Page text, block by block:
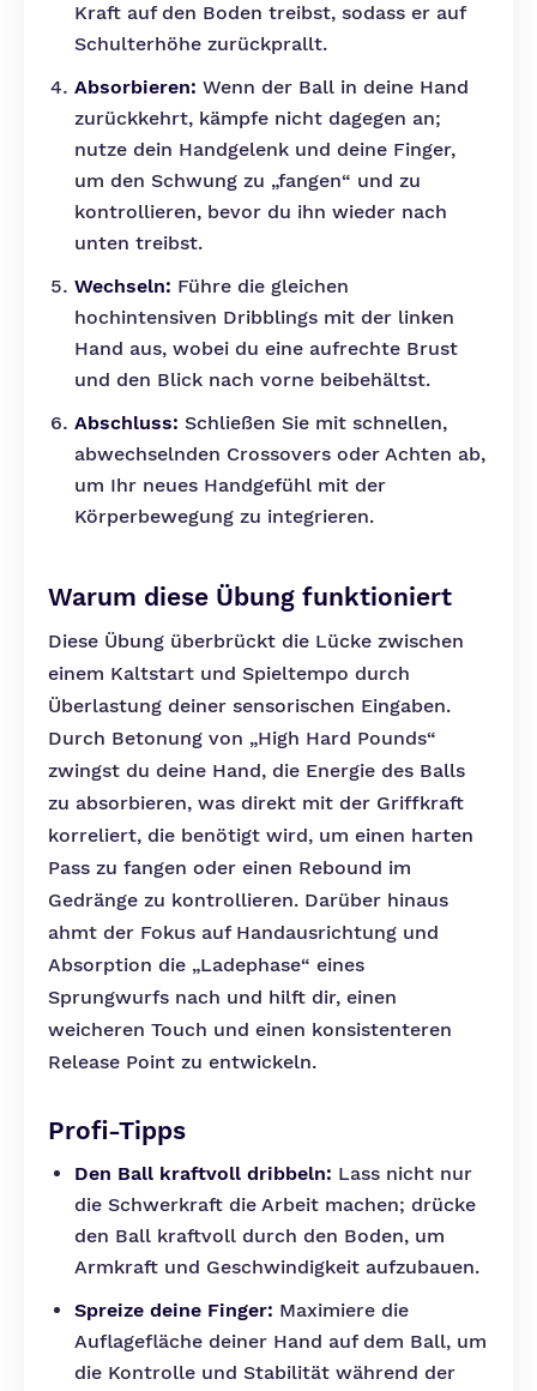
Kraft auf den Boden treibst, sodass er auf
Schulterhöhe zurückprallt.
Absorbieren: Wenn der Ball in deine Hand
zurückkehrt, kämpfe nicht dagegen an;
nutze dein Handgelenk und deine Finger,
um den Schwung zu „fangen“ und zu
kontrollieren, bevor du ihn wieder nach
unten treibst.
Wechseln: Führe die gleichen
hochintensiven Dribblings mit der linken
Hand aus, wobei du eine aufrechte Brust
und den Blick nach vorne beibehältst.
Abschluss: Schließen Sie mit schnellen,
abwechselnden Crossovers oder Achten ab,
um Ihr neues Handgefühl mit der
Körperbewegung zu integrieren.
Warum diese Übung funktioniert
Diese Übung überbrückt die Lücke zwischen
einem Kaltstart und Spieltempo durch
Überlastung deiner sensorischen Eingaben.
Durch Betonung von „High Hard Pounds“
zwingst du deine Hand, die Energie des Balls
zu absorbieren, was direkt mit der Griffkraft
korreliert, die benötigt wird, um einen harten
Pass zu fangen oder einen Rebound im
Gedränge zu kontrollieren. Darüber hinaus
ahmt der Fokus auf Handausrichtung und
Absorption die „Ladephase“ eines
Sprungwurfs nach und hilft dir, einen
weicheren Touch und einen konsistenteren
Release Point zu entwickeln.
Profi-Tipps
Den Ball kraftvoll dribbeln: Lass nicht nur
die Schwerkraft die Arbeit machen; drücke
den Ball kraftvoll durch den Boden, um
Armkraft und Geschwindigkeit aufzubauen.
Spreize deine Finger: Maximiere die
Auflagefläche deiner Hand auf dem Ball, um
die Kontrolle und Stabilität während der